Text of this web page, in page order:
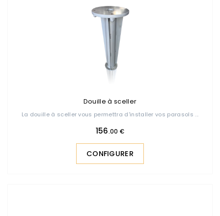
Douille à sceller
La douille à sceller vous permettra d'installer vos parasols ...
156.00 €
CONFIGURER